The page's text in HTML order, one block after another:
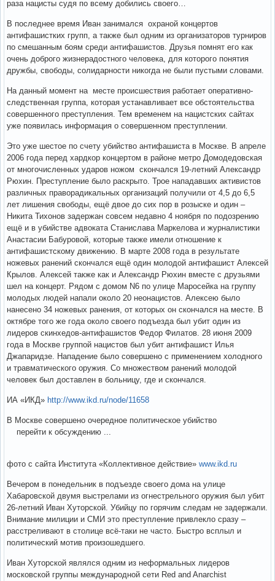
раза нацисты судя по всему добились своего…
В последнее время Иван занимался охраной концертов
антифашистких групп, а также был одним из организаторов турниров
по смешанным боям среди антифашистов. Друзья помнят его как
очень доброго жизнерадостного человека, для которого понятия
дружбы, свободы, солидарности никогда не были пустыми словами.
На данный момент на месте происшествия работает оперативно-
следственная группа, которая устанавливает все обстоятельства
совершенного преступления. Тем временем на нацистских сайтах
уже появилась информация о совершенном преступлении.
Это уже шестое по счету убийство антифашиста в Москве. В апреле
2006 года перед хардкор концертом в районе метро Домодедовская
от многочисленных ударов ножом скончался 19-летний Александр
Рюхин. Преступление было раскрыто. Трое нападавших активистов
различных праворадикальных организаций получили от 4,5 до 6,5
лет лишения свободы, ещё двое до сих пор в розыске и один –
Никита Тихонов задержан совсем недавно 4 ноября по подозрению
ещё и в убийстве адвоката Станислава Маркелова и журналистики
Анастасии Бабуровой, которые также имели отношение к
антифашистскому движению. В марте 2008 года в результате
ножевых ранений скончался ещё один молодой антифашист Алексей
Крылов. Алексей также как и Александр Рюхин вместе с друзьями
шел на концерт. Рядом с домом N6 по улице Маросейка на группу
молодых людей напали около 20 неонацистов. Алексею было
нанесено 34 ножевых ранения, от которых он скончался на месте. В
октябре того же года около своего подъезда был убит один из
лидеров скинхедов-антифашистов Федор Филатов. 28 июня 2009
года в Москве группой нацистов был убит антифашист Илья
Джапаридзе. Нападение было совершено с применением холодного
и травматического оружия. Со множеством ранений молодой
человек был доставлен в больницу, где и скончался.
ИА «ИКД» http://www.ikd.ru/node/11658
В Москве совершено очередное политическое убийство
перейти к обсуждению ...
фото с сайта Института «Коллективное действие» www.ikd.ru
Вечером в понедельник в подъезде своего дома на улице
Хабаровской двумя выстрелами из огнестрельного оружия был убит
26-летний Иван Хуторской. Убийцу по горячим следам не задержали.
Внимание милиции и СМИ это преступление привлекло сразу –
расстреливают в столице всё-таки не часто. Быстро всплыл и
политический мотив произошедшего.
Иван Хуторской являлся одним из неформальных лидеров
московской группы международной сети Red and Anarchist